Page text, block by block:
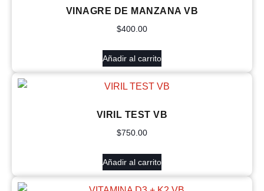
VINAGRE DE MANZANA VB
$400.00
Añadir al carrito
VIRIL TEST VB
$750.00
Añadir al carrito